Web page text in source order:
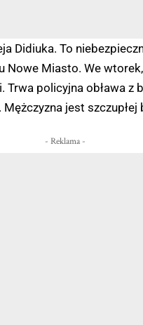
Didiuka. To
Nowe Miasto. We
policyjna obława z
jest szczupłej
- Reklama -